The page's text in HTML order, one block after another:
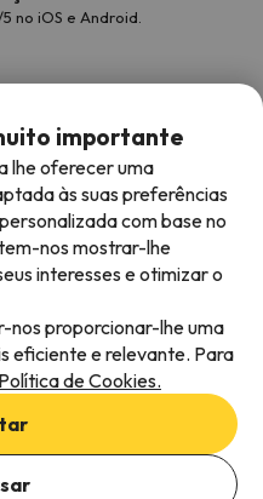
no iOS e Android.
importante
lhe oferecer uma
às suas preferências
com base no
nos mostrar-lhe
interesses e otimizar o
proporcionar-lhe uma
eficiente e relevante. Para
Política de Cookies.